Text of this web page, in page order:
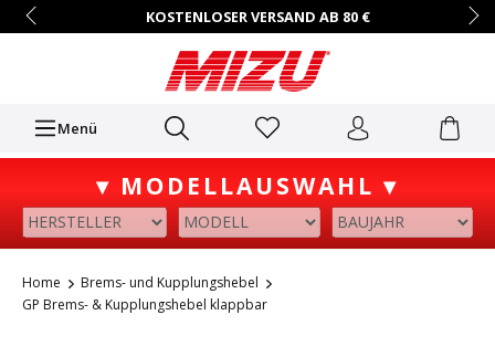
KOSTENLOSER VERSAND AB 80 €
14 TAGE RÜCKGABERECHT
HÄNDLER-ZUGANG AUF ANFRAGE
+49 (0)7731/9067-0
Mo.–Fr. • 9:00 – 16:00 Uhr
Menü
▾ MODELLAUSWAHL ▾
Home
Brems- und Kupplungshebel
GP Brems- & Kupplungshebel klappbar